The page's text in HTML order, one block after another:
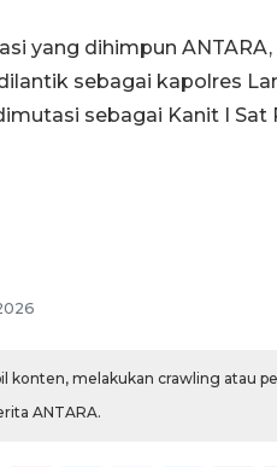
yang dihimpun
sebagai kapolres
sebagai Kanit I Sat
konten, melakukan crawling atau
ANTARA.